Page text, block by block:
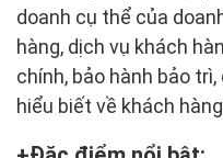
doanh cụ thể của
hàng, dịch vụ khách
chính, bảo hành bảo
hiểu biết về khách